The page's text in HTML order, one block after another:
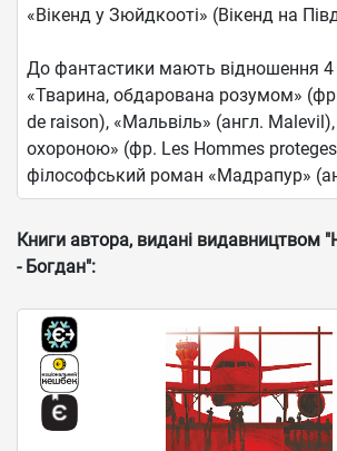
«Вікенд у Зюйдкооті» (Вікенд на
До фантастики мають відношення
«Тварина, обдарована розумом»
de raison), «Мальвіль» (англ. Malevil),
охороною» (фр. Les Hommes
філософський роман «Мадрапур»
Книги автора, видані видавництвом
- Богдан":